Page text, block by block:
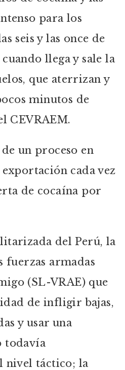
para los
seis y las once de
llega y sale la
que aterrizan y
minutos de
CEVRAEM.
un proceso en
cada vez
de cocaína por
del Perú, la
fuerzas armadas
(SL-VRAE) que
de infligir bajas,
y usar una
todavía
nivel táctico; la